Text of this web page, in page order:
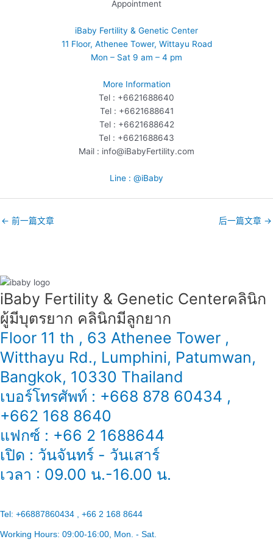
Appointment
iBaby Fertility & Genetic Center
11 Floor, Athenee Tower, Wittayu Road
Mon – Sat 9 am – 4 pm
More Information
Tel : +6621688640
Tel : +6621688641
Tel : +6621688642
Tel : +6621688643
Mail : info@iBabyFertility.com
Line : @iBaby
← 前一篇文章 后一篇文章 →
iBaby Fertility & Genetic Center​ คลินิก
ผู้มีบุตรยาก คลินิกมีลูกยาก
Floor 11 th , 63 Athenee Tower ,
Witthayu Rd., Lumphini, Patumwan,
Bangkok, 10330 Thailand
เบอร์โทรศัพท์ : +668 878 60434 ,
+662 168 8640
แฟกซ์ : +66 2 1688644
เปิด : วันจันทร์ - วันเสาร์
เวลา : 09.00 น.-16.00 น.
Tel: +66887860434 , +66 2 168 8644
Working Hours: 09:00-16:00 , Mon. - Sat.